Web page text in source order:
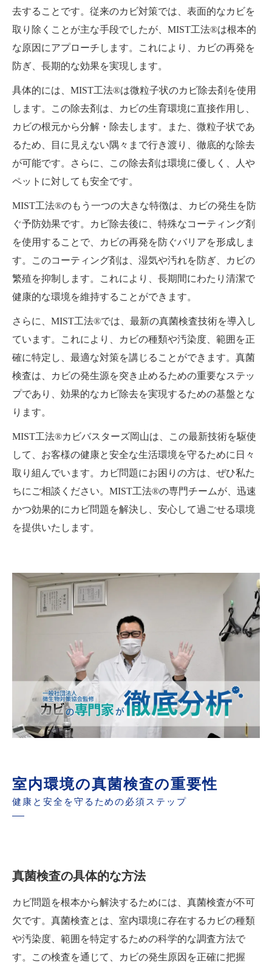
去することです。従来のカビ対策では、表面的なカビを
取り除くことが主な手段でしたが、MIST工法®は根本的
な原因にアプローチします。これにより、カビの再発を
防ぎ、長期的な効果を実現します。
具体的には、MIST工法®は微粒子状のカビ除去剤を使用
します。この除去剤は、カビの生育環境に直接作用し、
カビの根元から分解・除去します。また、微粒子状であ
るため、目に見えない隅々まで行き渡り、徹底的な除去
が可能です。さらに、この除去剤は環境に優しく、人や
ペットに対しても安全です。
MIST工法®のもう一つの大きな特徴は、カビの発生を防
ぐ予防効果です。カビ除去後に、特殊なコーティング剤
を使用することで、カビの再発を防ぐバリアを形成しま
す。このコーティング剤は、湿気や汚れを防ぎ、カビの
繁殖を抑制します。これにより、長期間にわたり清潔で
健康的な環境を維持することができます。
さらに、MIST工法®では、最新の真菌検査技術を導入し
ています。これにより、カビの種類や汚染度、範囲を正
確に特定し、最適な対策を講じることができます。真菌
検査は、カビの発生源を突き止めるための重要なステッ
プであり、効果的なカビ除去を実現するための基盤とな
ります。
MIST工法®カビバスターズ岡山は、この最新技術を駆使
して、お客様の健康と安全な生活環境を守るために日々
取り組んでいます。カビ問題にお困りの方は、ぜひ私た
ちにご相談ください。MIST工法®の専門チームが、迅速
かつ効果的にカビ問題を解決し、安心して過ごせる環境
を提供いたします。
室内環境の真菌検査の重要性
健康と安全を守るための必須ステップ
真菌検査の具体的な方法
カビ問題を根本から解決するためには、真菌検査が不可
欠です。真菌検査とは、室内環境に存在するカビの種類
や汚染度、範囲を特定するための科学的な調査方法で
す。この検査を通じて、カビの発生原因を正確に把握